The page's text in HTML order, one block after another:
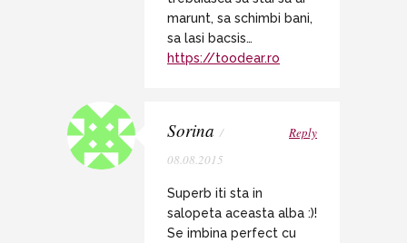
marunt, sa schimbi bani,
sa lasi bacsis…
https://toodear.ro
Sorina /
08.08.2015
Reply
Superb iti sta in
salopeta aceasta alba :)!
Se imbina perfect cu